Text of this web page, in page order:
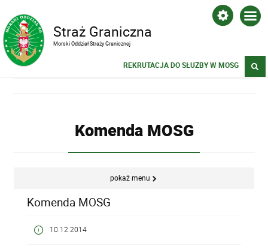
Straż Graniczna
Morski Oddział Straży Granicznej
REKRUTACJA DO SŁUŻBY W MOSG
Komenda MOSG
pokaż menu
Komenda MOSG
10.12.2014